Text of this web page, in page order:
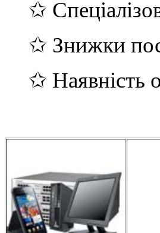
✩
✩ Знижки
✩ Наявність